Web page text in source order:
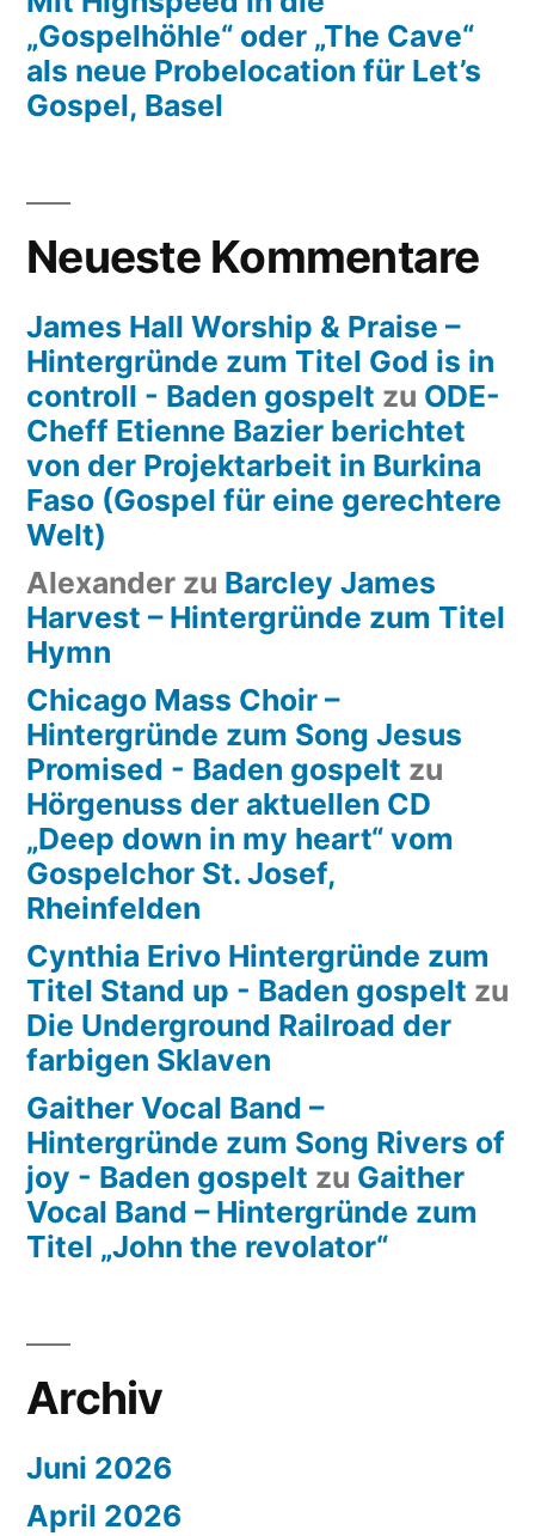
„Gospelhöhle“ oder „The Cave“
als neue Probelocation für Let’s
Gospel, Basel
Neueste Kommentare
James Hall Worship & Praise –
Hintergründe zum Titel God is in
controll - Baden gospelt zu ODE-
Cheff Etienne Bazier berichtet
von der Projektarbeit in Burkina
Faso (Gospel für eine gerechtere
Welt)
Alexander zu Barcley James
Harvest – Hintergründe zum Titel
Hymn
Chicago Mass Choir –
Hintergründe zum Song Jesus
Promised - Baden gospelt zu
Hörgenuss der aktuellen CD
„Deep down in my heart“ vom
Gospelchor St. Josef,
Rheinfelden
Cynthia Erivo Hintergründe zum
Titel Stand up - Baden gospelt zu
Die Underground Railroad der
farbigen Sklaven
Gaither Vocal Band –
Hintergründe zum Song Rivers of
joy - Baden gospelt zu Gaither
Vocal Band – Hintergründe zum
Titel „John the revolator“
Archiv
Juni 2026
April 2026